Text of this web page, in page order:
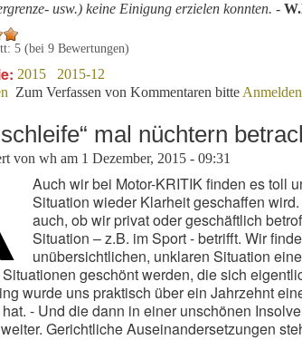
usw.) keine Einigung erzielen konnten. -
5 (bei 9 Bewertungen)
2015
2015-12
über F1 2015: Über kluge Taktik und Anderes
Zum Verfassen von Kommentaren bitte Anmelden
mal nüchtern
von wh am 1 Dezember, 2015 - 09:31
Auch wir bei Motor-KRITIK finden es toll
Situation wieder Klarheit geschaffen
auch, ob wir privat oder geschäftlich
Situation – z.B. im Sport - betrifft. Wir
unübersichtlichen, unklaren Situation
geschönt werden, die sich
wurde uns praktisch über ein Jahrzehnt
- Und die dann in einer unschönen
Gerichtliche Auseinandersetzungen